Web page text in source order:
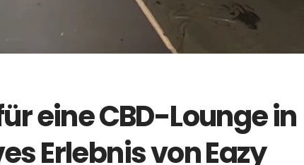
eine CBD-Lounge in
Erlebnis von Eazy